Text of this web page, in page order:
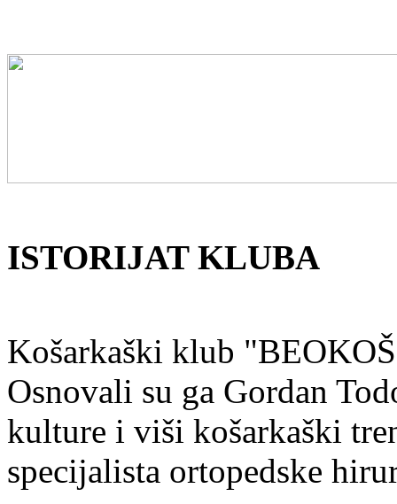
ISTORIJAT KLUBA
Košarkaški klub
Osnovali su ga Gordan
kulture i viši košarkaški
specijalista ortopedske